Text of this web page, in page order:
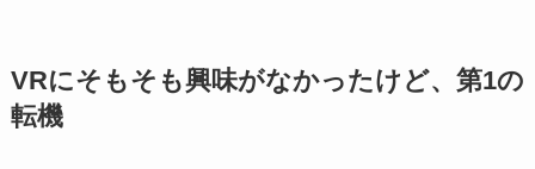
VRにそもそも興味がなかったけど、第1の
転機